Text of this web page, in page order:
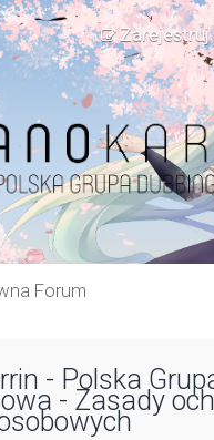
Zarejestruj
Forum
- Polska
- Zasady